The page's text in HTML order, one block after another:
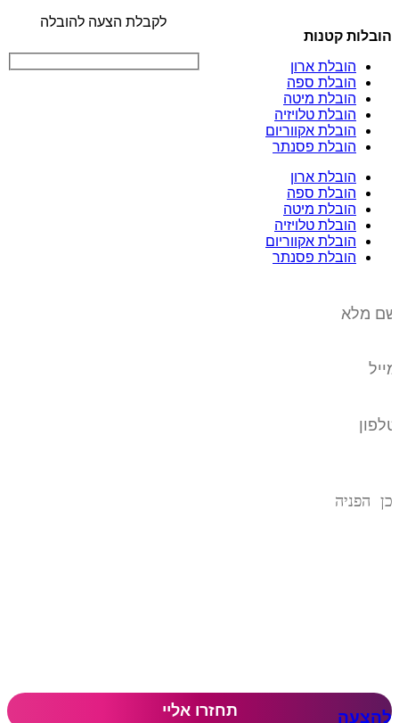
הובלות קטנות
הובלת ארון
הובלת ספה
הובלת מיטה
הובלת טלויזיה
הובלת אקווריום
הובלת פסנתר
הובלת ארון
הובלת ספה
הובלת מיטה
הובלת טלויזיה
הובלת אקווריום
הובלת פסנתר
לקבלת הצעה להובלה
להצעה